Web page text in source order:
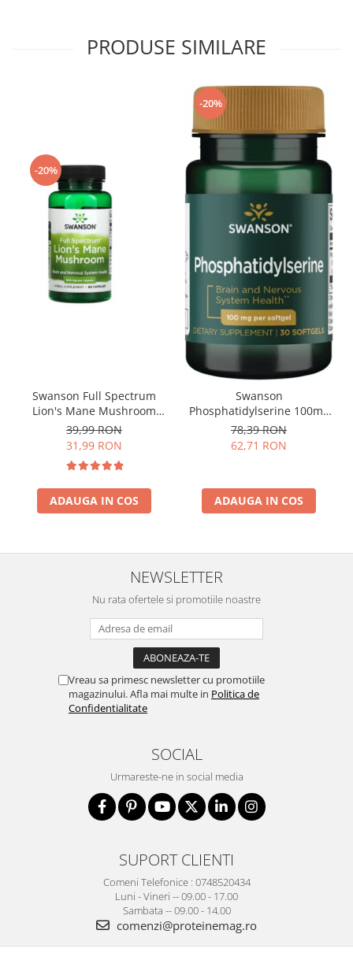
PRODUSE SIMILARE
-20%
Swanson Full Spectrum
Lion's Mane Mushroom
500mg 60 caps
39,99 RON
31,99 RON
ADAUGA IN COS
-20%
Swanson
Phosphatidylserine 100mg
30 softgels
78,39 RON
62,71 RON
ADAUGA IN COS
NEWSLETTER
Nu rata ofertele si promotiile noastre
Vreau sa primesc newsletter cu promotiile
magazinului. Afla mai multe in Politica de
Confidentialitate
SOCIAL
Urmareste-ne in social media
SUPORT CLIENTI
Comeni Telefonice : 0748520434
Luni - Vineri -- 09.00 - 17.00
Sambata -- 09.00 - 14.00
comenzi@proteinemag.ro